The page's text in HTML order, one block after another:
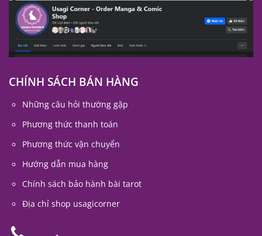
CHÍNH SÁCH BÁN HÀNG
Những câu hỏi thường gặp
Phương thức thanh toán
Phương thức vận chuyển
Hướng dẫn mua hàng
Chính sách bảo hành bài tarot
Địa chỉ shop usagicorner